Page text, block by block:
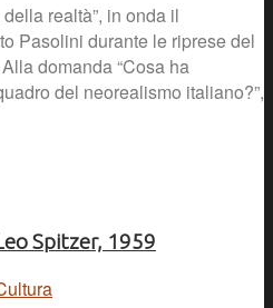
realtà”, in onda il
Pasolini durante le riprese del
domanda “Cosa ha
del neorealismo italiano?”,
Spitzer, 1959